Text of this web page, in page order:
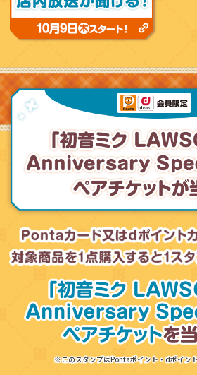
※このスタンプはPontaポイント・dポイン